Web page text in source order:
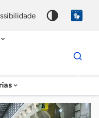
Dados
para
chave